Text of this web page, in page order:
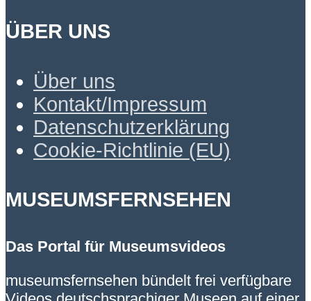
ÜBER UNS
Über uns
Kontakt/Impressum
Datenschutzerklärung
Cookie-Richtlinie (EU)
MUSEUMSFERNSEHEN
Das Portal für Museumsvideos
museumsfernsehen bündelt frei verfügbare